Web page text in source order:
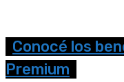
Conocé los
Premium